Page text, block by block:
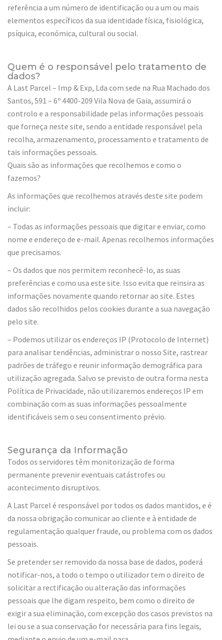
referência a um número de identificação ou a um ou mais
elementos específicos da sua identidade física, fisiológica,
psíquica, económica, cultural ou social.
Quem é o responsável pelo tratamento de
dados?
A Last Parcel – Imp & Exp, Lda com sede na Rua Machado dos
Santos, 591 – 6º 4400-209 Vila Nova de Gaia, assumirá o
controlo e a responsabilidade pelas informações pessoais
que forneça neste site, sendo a entidade responsável pela
recolha, armazenamento, processamento e tratamento de
tais informações pessoais.
Quais são as informações que recolhemos e como o
fazemos?
As informações que recolhemos através deste site podem
incluir:
– Todas as informações pessoais que digitar e enviar, como
nome e endereço de e-mail. Apenas recolhemos informações
que precisamos.
– Os dados que nos permitem reconhecê-lo, as suas
preferências e como usa este site. Isso evita que reinsira as
informações novamente quando retornar ao site. Estes
dados são recolhidos pelos cookies durante a sua navegação
pelo site.
– Podemos utilizar os endereços IP (Protocolo de Internet)
para analisar tendências, administrar o nosso Site, rastrear
padrões de tráfego e reunir informação demográfica para
utilização agregada. Salvo se previsto de outra forma nesta
Política de Privacidade, não utilizaremos endereços IP em
combinação com as suas informações pessoalmente
identificáveis sem o seu consentimento prévio.
Segurança da Informação
Todos os servidores têm monitorização de forma
permanente prevenir eventuais catástrofes ou
acontecimento disruptivos.
A Last Parcel é responsável por todos os dados mantidos, e é
da nossa obrigação comunicar ao cliente e à entidade de
regulamentação qualquer fraude, ou problema com os dados
pessoais.
Se pretender ser removido da nossa base de dados, poderá
notificar-nos, a todo o tempo o utilizador tem o direito de
solicitar a rectificação ou alteração das informações
pessoais que lhe digam respeito, bem como o direito de
exigir a sua eliminação, com excepção dos casos previstos na
lei ou se a sua conservação for necessária para fins legais,